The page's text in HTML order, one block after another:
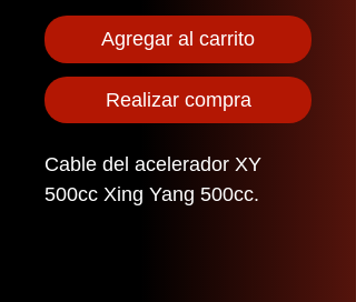
Agregar al carrito
Realizar compra
Cable del acelerador XY
500cc Xing Yang 500cc.